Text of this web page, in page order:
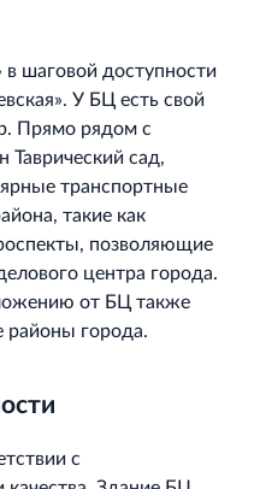
в шаговой доступности
У БЦ есть свой
Прямо рядом с
Таврический сад,
транспортные
такие как
позволяющие
центра города.
от БЦ также
районы города.
с